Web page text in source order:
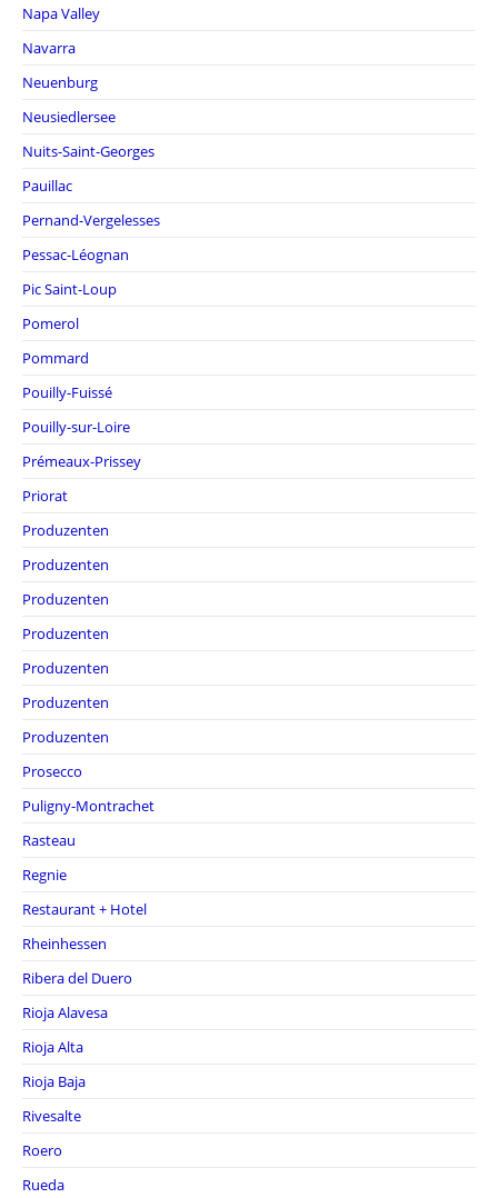
Napa Valley
Navarra
Neuenburg
Neusiedlersee
Nuits-Saint-Georges
Pauillac
Pernand-Vergelesses
Pessac-Léognan
Pic Saint-Loup
Pomerol
Pommard
Pouilly-Fuissé
Pouilly-sur-Loire
Prémeaux-Prissey
Priorat
Produzenten
Produzenten
Produzenten
Produzenten
Produzenten
Produzenten
Produzenten
Prosecco
Puligny-Montrachet
Rasteau
Regnie
Restaurant + Hotel
Rheinhessen
Ribera del Duero
Rioja Alavesa
Rioja Alta
Rioja Baja
Rivesalte
Roero
Rueda